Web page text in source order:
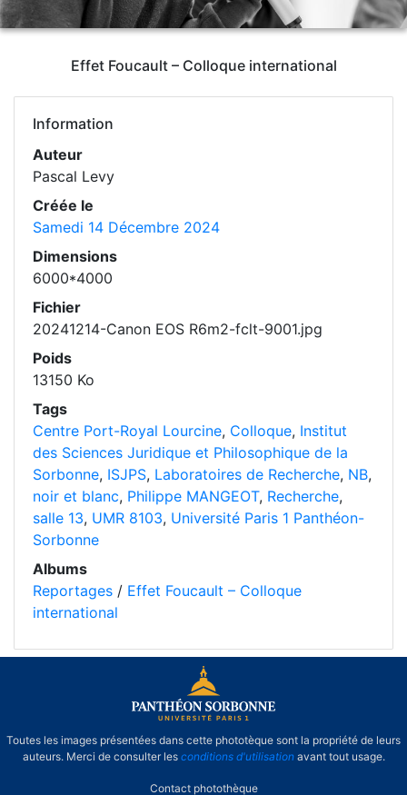
Effet Foucault – Colloque international
Information
Auteur
Pascal Levy
Créée le
Samedi 14 Décembre 2024
Dimensions
6000*4000
Fichier
20241214-Canon EOS R6m2-fclt-9001.jpg
Poids
13150 Ko
Tags
Centre Port-Royal Lourcine, Colloque, Institut
des Sciences Juridique et Philosophique de la
Sorbonne, ISJPS, Laboratoires de Recherche, NB,
noir et blanc, Philippe MANGEOT, Recherche,
salle 13, UMR 8103, Université Paris 1 Panthéon-
Sorbonne
Albums
Reportages / Effet Foucault – Colloque
international
Toutes les images présentées dans cette phototèque sont la propriété de leurs
auteurs. Merci de consulter les conditions d'utilisationavant tout usage.
Contact photothèque